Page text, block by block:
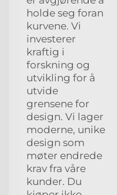
holde seg foran
kurvene. Vi
investerer
kraftig i
forskning og
utvikling for å
utvide
grensene for
design. Vi lager
moderne, unike
design som
møter endrede
krav fra våre
kunder. Du